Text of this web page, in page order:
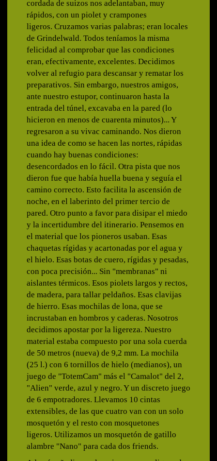
cordada de suizos nos adelantaban, muy
rápidos, con un piolet y crampones
ligeros. Cruzamos varias palabras; eran locales
de Grindelwald. Todos teníamos la misma
felicidad al comprobar que las condiciones
eran, efectivamente, excelentes. Decidimos
volver al refugio para descansar y rematar los
preparativos. Sin embargo, nuestros amigos,
ante nuestro estupor, continuaron hasta la
entrada del túnel, excavaba en la pared (lo
hicieron en menos de cuarenta minutos)... Y
regresaron a su vivac caminando. Nos dieron
una idea de como se hacen las nortes, rápidas
cuando hay buenas condiciones:
desencordados en lo fácil. Otra pista que nos
dieron fue que había huella buena y seguía el
camino correcto. Esto facilita la ascensión de
noche, en el laberinto del primer tercio de
pared. Otro punto a favor para disipar el miedo
y la incertidumbre del itinerario. Pensemos en
el material que los pioneros usaban. Esas
chaquetas rígidas y acartonadas por el agua y
el hielo. Esas botas de cuero, rígidas y pesadas,
con poca precisión... Sin "membranas" ni
aislantes térmicos. Esos piolets largos y rectos,
de madera, para tallar peldaños. Esas clavijas
de hierro. Esas mochilas de lona, que se
incrustaban en hombros y caderas. Nosotros
decidimos apostar por la ligereza. Nuestro
material estaba compuesto por una sola cuerda
de 50 metros (nueva) de 9,2 mm. La mochila
(25 l.) con 6 tornillos de hielo (medianos), un
juego de "TotemCam" más el "Camalot" del 2,
"Alien" verde, azul y negro. Y un discreto juego
de 6 empotradores. Llevamos 10 cintas
extensibles, de las que cuatro van con un solo
mosquetón y el resto con mosquetones
ligeros. Utilizamos un mosquetón de gatillo
alambre "Nano" para cada dos friends.